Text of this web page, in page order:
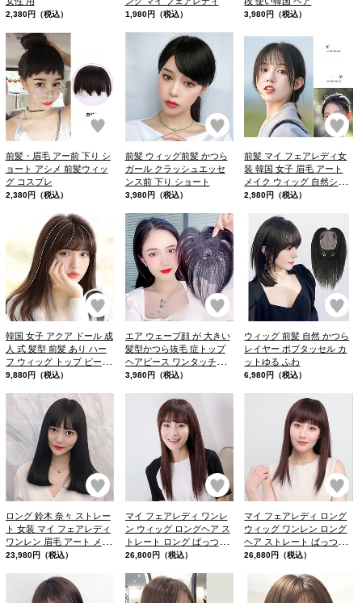
2,380円（税込） 1,980円（税込） 3,980円（税込）
お気に入り
前髪・眉毛 アー前 下り シ
ョート アシメ 前髪ウィッ
グ コスプレ
2,380円（税込）
お気に入り
前髪 ウィッグ前髪 かつら
ガール クラッシュエッセ
ンス前 下り ショート
3,980円（税込）
お
前髪 マイ フェアレディ女
装 韓国 女子 眉毛 アート
メイク ウィッグ 自然シー
スルー
2,980円（税込）
お気に入り
韓国 女子 アクア ドール 成
人 式 髪型 前髪 あり ハー
フ ウィッグ トップ ピース
人 毛
9,880円（税込）
お気に入り
エア ウェーブ顔 が 大きい
髪型かつら抜毛 症トップ
ヘアピース ワンタッチシ
ースルーバング
3,980円（税込）
お
ウィッグ 前髪 自然 かつら
レイヤー ボブタッセル カ
ットゆる ふわ
6,980円（税込）
お気に入り
ロング 鈴木 奈々 ストレー
ト 女装 マイ フェアレディ
ワンレン 眉毛 アート メイ
ク
23,980円（税込）
お気に入り
マイ フェアレディ ワンレ
ン ウィッグ ロングヘア ス
トレート ロング ぱっつん
前髪ストレート ロング 用
26,800円（税込）
お
マイ フェアレディ ロング
ウィッグ ワンレン ロング
ヘア ストレート ぱっつん
前髪 医療 用 ウィッグ
26,880円（税込）